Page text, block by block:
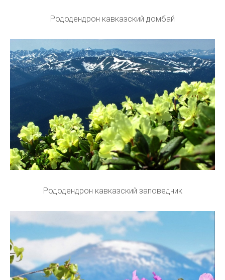
Рододендрон кавказский домбай
Рододендрон кавказский заповедник